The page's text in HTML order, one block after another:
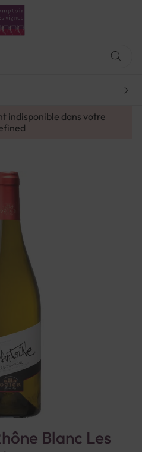
indisponible dans votre
Blanc Les